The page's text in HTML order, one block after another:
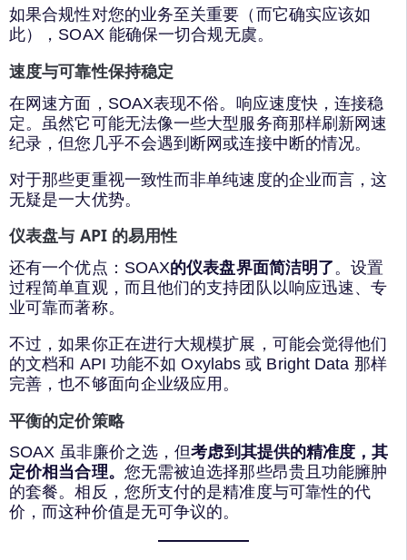
如果合规性对您的业务至关重要（而它确实应该如
此），SOAX 能确保一切合规无虞。
速度与可靠性保持稳定
在网速方面，SOAX表现不俗。响应速度快，连接稳
定。虽然它可能无法像一些大型服务商那样刷新网速
纪录，但您几乎不会遇到断网或连接中断的情况。
对于那些更重视一致性而非单纯速度的企业而言，这
无疑是一大优势。
仪表盘与 API 的易用性
还有一个优点：SOAX的仪表盘界面简洁明了。设置
过程简单直观，而且他们的支持团队以响应迅速、专
业可靠而著称。
不过，如果你正在进行大规模扩展，可能会觉得他们
的文档和 API 功能不如 Oxylabs 或 Bright Data 那样
完善，也不够面向企业级应用。
平衡的定价策略
SOAX 虽非廉价之选，但考虑到其提供的精准度，其
定价相当合理。 您无需被迫选择那些昂贵且功能臃肿
的套餐。相反，您所支付的是精准度与可靠性的代
价，而这种价值是无可争议的。